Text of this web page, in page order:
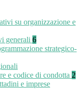
su organizzazione e
generali 6
strategico-
e codice di condotta 2
e imprese